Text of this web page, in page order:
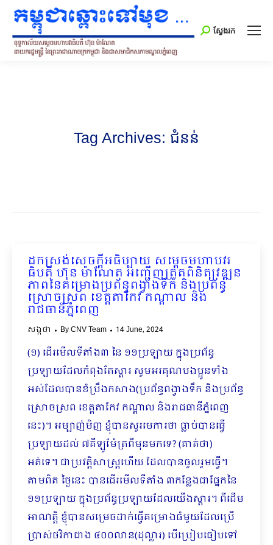
Search:
ស្វែងរក
Tag Archives: ជំនន់
ដកស្រង់សេចក្ដីអធិប្បាយ សម្ដេចមហាបវរ
ធិបតី ហ៊ុន ម៉ាណែត អញ្ជើញត្រួតពិនិត្យវឌ្ឍន
ភាពនៃគម្រោងប្រព័ន្ធពង្វាងទឹក និងប្រព័ន្ធ
ស្រោចស្រព ខេត្តតាកែវ កណ្តាល និង
រាជធានីភ្នំពេញ
សង្កថា ByCNV Team 14 June, 2024
(១) ដើរមើលទីតាំង៣ នៃ ១១ប្រឡាយ ក្នុងប្រព័ន្ធ
ប្រឡាយដែលកំពុងតែស្ដារ សូមអរគុណបងប្អូនទាំង
អស់ដែលបានខំប្រឹងកសាង(ប្រព័ន្ធពង្វាងទឹក និងប្រព័ន្ធ
ស្រោចស្រព ខេត្តតាកែវ កណ្តាល និងរាជធានីភ្នំពេញ
នេះ)​។ អម្បាញ់មិញ ខ្ញុំបានសួរមេការថា ធ្លាប់បានធ្វើ
ប្រឡាយដល់ ៧គីឡូម៉ែត្រពីមុនមកទេ? (គាត់ថា)
អត់ទេ។ ជាប្រវត្តិសាស្រ្តហើយ ដែលបានចូលរួមធ្វើ។
តាមពិត ថ្ងៃនេះ បានដើរមើលទីតាំង ៣កន្លែងជាផ្នែកនៃ
១១ប្រឡាយ ក្នុងប្រព័ន្ធប្រឡាយដែលយើងស្ដារ។ ពីដើម
អាណត្តិ ខ្ញុំបានសម្រេចដាក់ធ្វើគម្រោងធំមួយដែលប្រើ
ប្រាស់ថវិកាជាង ៤០០លាន(ដុល្លារ) បើប្រៀបធៀបទៅ